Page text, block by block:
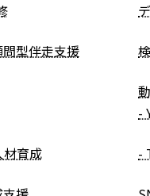
型伴走支援
育成
-
-